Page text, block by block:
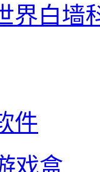
界白墙
件
戏盒